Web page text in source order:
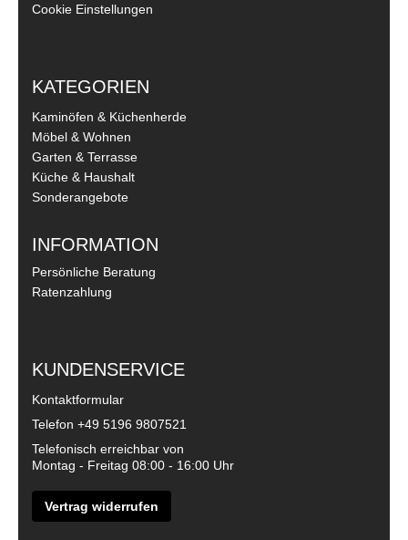
Cookie Einstellungen
KATEGORIEN
Kaminöfen & Küchenherde
Möbel & Wohnen
Garten & Terrasse
Küche & Haushalt
Sonderangebote
INFORMATION
Persönliche Beratung
Ratenzahlung
KUNDENSERVICE
Kontaktformular
Telefon +49 5196 9807521
Telefonisch erreichbar von
Montag - Freitag 08:00 - 16:00 Uhr
Vertrag widerrufen